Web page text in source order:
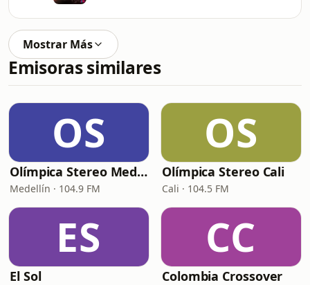
Mostrar Más
Emisoras similares
OS
Olímpica Stereo Medellín
Medellín · 104.9 FM
OS
Olímpica Stereo Cali
Cali · 104.5 FM
ES
El Sol
CC
Colombia Crossover